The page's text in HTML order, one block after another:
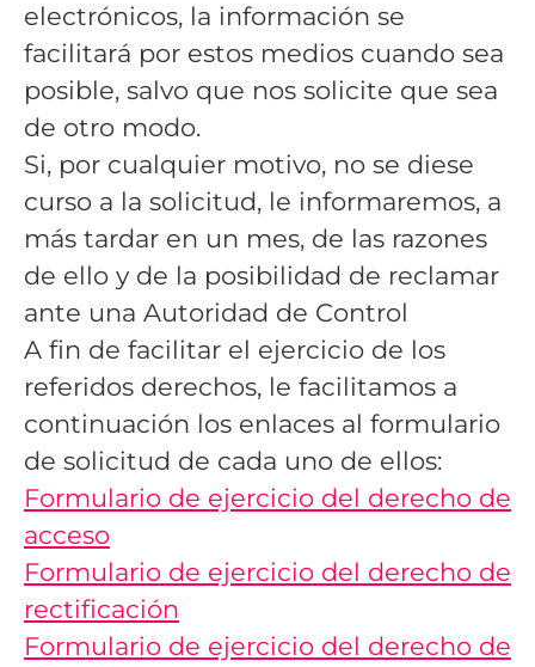
electrónicos, la información se
facilitará por estos medios cuando sea
posible, salvo que nos solicite que sea
de otro modo.
Si, por cualquier motivo, no se diese
curso a la solicitud, le informaremos, a
más tardar en un mes, de las razones
de ello y de la posibilidad de reclamar
ante una Autoridad de Control
A fin de facilitar el ejercicio de los
referidos derechos, le facilitamos a
continuación los enlaces al formulario
de solicitud de cada uno de ellos:
Formulario de ejercicio del derecho de
acceso
Formulario de ejercicio del derecho de
rectificación
Formulario de ejercicio del derecho de